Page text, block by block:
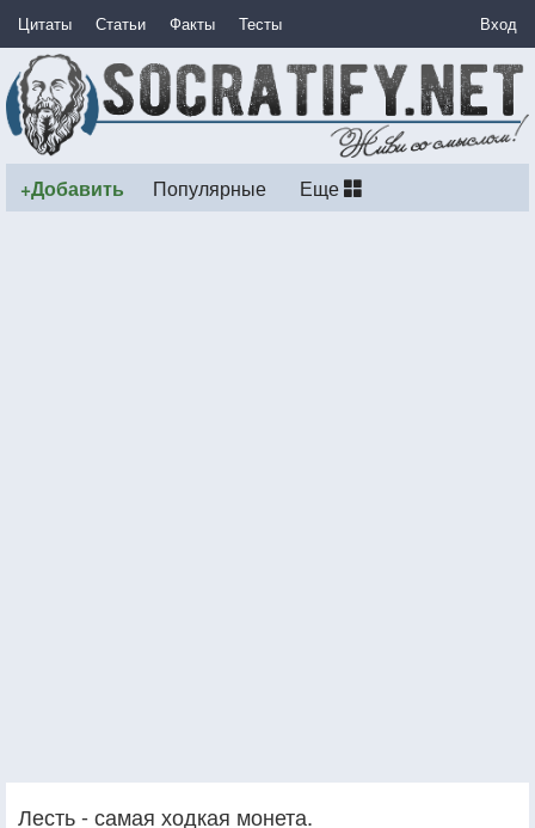
Цитаты Статьи Факты Тесты Вход
+Добавить Популярные Еще
Лесть - самая ходкая монета.